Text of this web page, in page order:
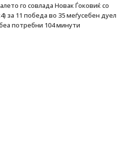
го совлада Новак Ѓоковиќ со
за 11 победа во 35 меѓусебен дуел
потребни 104 минути
се милитарилизира – воведува нова